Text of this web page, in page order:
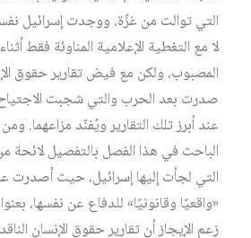
التي توالت من غزّة، ووجدت إسرائيل
لا مع التغطية الإعلامية المناوئة فقط
المصبوب، ولكن مع فيض تقارير حقوق
صدرت بعد الحرب والتي شجبت
عند أبرز تلك التقارير ويُفنّد مزاعهما.
الباحث في هذا الفصل بالتفصيل لائحة
«واقعيًا وقانونيًا» للدفاع عن نفسها،
زعم الإيجاز أن تقارير حقوق الإنسان